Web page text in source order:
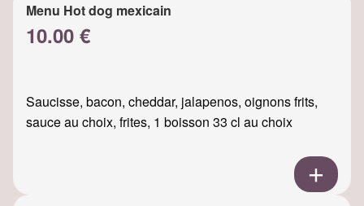
Menu Hot dog mexicain
10.00 €
Saucisse, bacon, cheddar, jalapenos, oignons frits,
sauce au choix, frites, 1 boisson 33 cl au choix